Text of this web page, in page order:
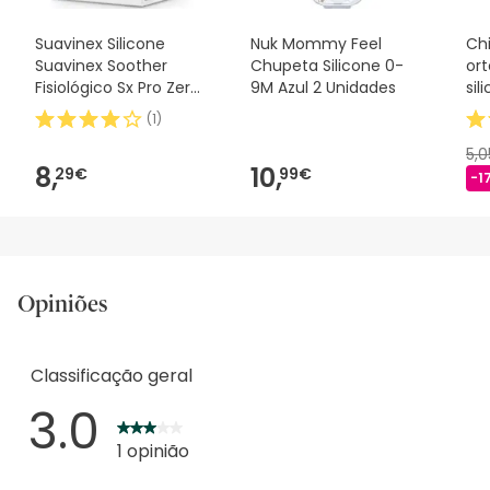
Suavinex Silicone
Suavinex Soother
Fisiológico Sx Pro Zero
2m 1 peça
(1)
8,29€
Nuk Mommy Feel
Chupeta Silicone 0-
9M Azul 2 Unidades
10,99€ -
Opiniões
Classificação geral
3.0 1 opinião